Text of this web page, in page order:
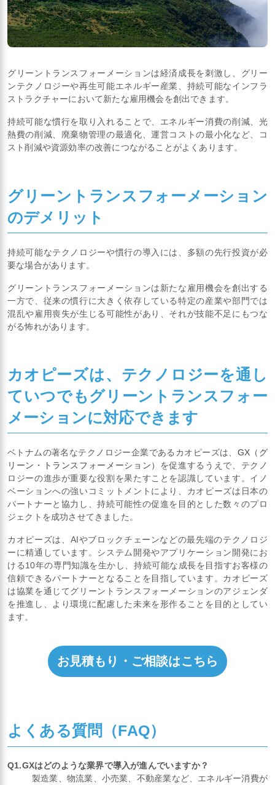
グリーントランスフォーメーションは経済成長を刺激し、グリー
ンテクノロジーや再生可能エネルギー産業、持続可能なインフラ
ストラクチャーにおいて新たな雇用機会を創出できます。
持続可能な慣行を取り入れることで、エネルギー消費の削減、光
熱費の削減、廃棄物管理の最適化、運営コストの最小化など、コ
スト削減や資源効率の改善につながることがよくあります。
グリーントランスフォーメーション
のデメリット
持続可能なテクノロジーや慣行の導入には、多額の先行投資が必
要な場合があります。
グリーントランスフォーメーションは新たな雇用機会を創出する
一方で、従来の慣行に大きく依存している特定の産業や部門では
混乱や雇用喪失が生じる可能性があり、それが技能不足にもつな
がる怖れがあります。
カオピーズは、テクノロジーを通し
ていつでもグリーントランスフォー
メーションに対応できます
ベトナムの著名なテクノロジー企業であるカオピーズは、 GX（グ
リーン・トランスフォーメーション） を促進するうえで、テクノ
ロジーの進歩が重要な役割を果たすことを認識しています。イノ
ベーションへの強いコミットメントにより、カオピーズは日本の
パートナーと協力し、持続可能性の促進を目的とした数々のプロ
ジェクトを成功させてきました。
カオピーズは、AIやブロックチェーンなどの最先端のテクノロジ
ーに精通しています。システム開発やアプリケーション開発にお
ける10年の専門知識を生かし、持続可能な成長を目指すお客様の
信頼できるパートナーとなることを目指しています。カオピーズ
は協業を通じてグリーントランスフォーメーションのアジェンダ
を推進し、より環境に配慮した未来を形作ることを目的としてい
ます。
お見積もり・ご相談はこちら
よくある質問（FAQ）
Q1.GXはどのような業界で導入が進んでいますか？
製造業、物流業、小売業、不動産業など、エネルギー消費が